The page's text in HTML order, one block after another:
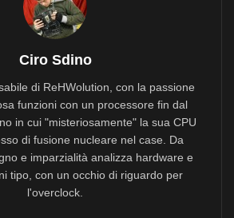
Ciro Sdino
di ReHWolution, con la passione
funzioni con un processore fin dal
in cui "misteriosamente" la sua CPU
di fusione nucleare nel case. Da
e imparzialità analizza hardware e
tipo, con un occhio di riguardo per
l'overclock.